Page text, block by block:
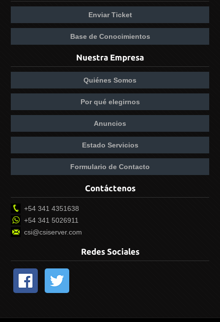
Enviar Ticket
Base de Conocimientos
Nuestra Empresa
Quiénes Somos
Por qué elegirnos
Anuncios
Estado Servicios
Formulario de Contacto
Contáctenos
+54 341 4351638
+54 341 5026911
csi@csiserver.com
Redes Sociales